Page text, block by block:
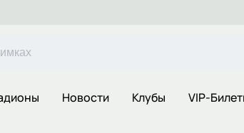
Новости Клубы
VIP-